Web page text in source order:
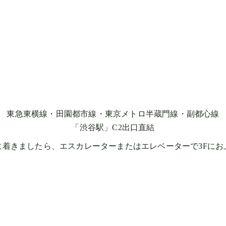
東急東横線・田園都市線・東京メトロ半蔵門線・副都心線
「渋谷駅」C2出口直結
きましたら、エスカレーターまたはエレベーターで3Fにお